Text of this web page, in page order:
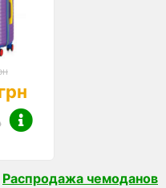
Распродажа чемоданов